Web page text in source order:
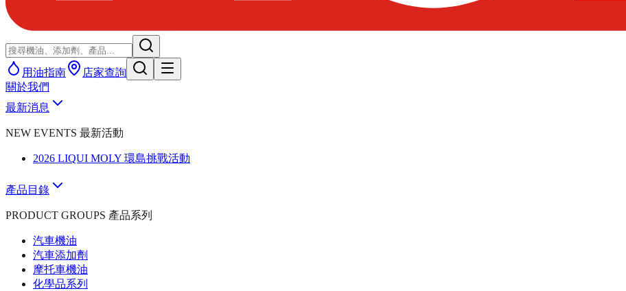
用油指南
店家查詢
關於我們
最新消息
NEW EVENTS 最新活動
2026 LIQUI MOLY 環島挑戰活動
產品目錄
PRODUCT GROUPS 產品系列
汽車機油
汽車添加劑
摩托車機油
化學品系列